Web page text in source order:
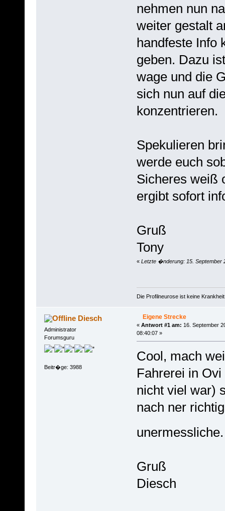
nehmen nun
weiter gestalt
handfeste Info
geben. Dazu
wage und die
sich nun auf
konzentrieren.
Spekulieren
werde euch
Sicheres weiß
ergibt sofort
Gruß
Tony
« Letzte �nderung: 15. September
Die Profilneurose ist keine
Diesch
Administrator
Forumsguru
Beitr�ge: 3988
Eigene Strecke
« Antwort #1 am: 16. September
08:40:07 »
Cool, mach
Fahrerei in
nicht viel war)
nach ner
Gruß
Diesch